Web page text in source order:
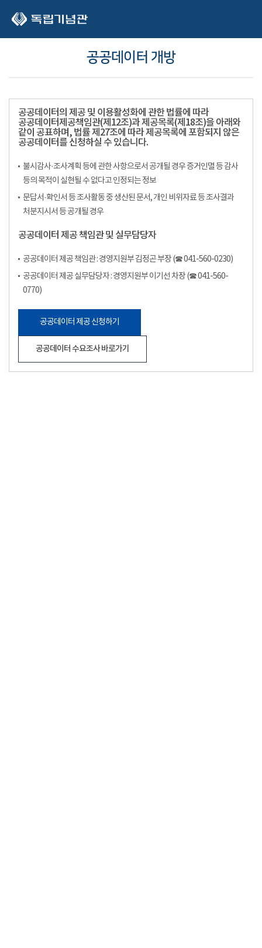
공공데이터 개방
공공데이터의 제공 및 이용활성화에 관한 법률에 따라
공공데이터제공책임관(제12조)과 제공목록(제18조)을 아래와
같이 공표하며, 법률 제27조에 따라 제공목록에 포함되지 않은
공공데이터를 신청하실 수 있습니다.
불시감사·조사계획 등에 관한 사항으로서 공개될 경우 증거인멸 등 감사
등의 목적이 실현될 수 없다고 인정되는 정보
문답서·확인서 등 조사활동 중 생산된 문서, 개인 비위자료 등 조사결과
처분지시서 등 공개될 경우
공공데이터 제공 책임관 및 실무담당자
공공데이터 제공 책임관 : 경영지원부 김정곤 부장 (☎ 041-560-0230)
공공데이터 제공 실무담당자 : 경영지원부 이기선 차장 (☎ 041-560-
0770)
공공데이터 제공 신청하기
공공데이터 수요조사 바로가기